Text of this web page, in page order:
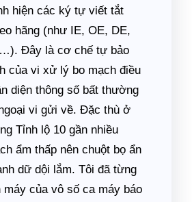
hiện các ký tự viết tắt
hãng (như IE, OE, DE,
Đây là cơ chế tự bảo
của vi xử lý bo mạch điều
diện thông số bất thường
vi gửi về. Đặc thù ở
Tỉnh lộ 10 gần nhiều
ẩm thấp nên chuột bọ ẩn
dữ dội lắm. Tôi đã từng
máy của vô số ca máy báo